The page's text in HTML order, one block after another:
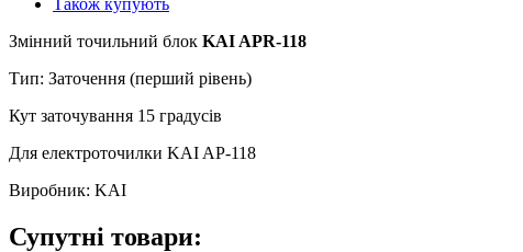
Змінний точильний блок KAI APR-118
Тип: Заточення (перший рівень)
Кут заточування 15 градусів
Для електроточилки KAI AP-118
Виробник: KAI
Супутні товари: